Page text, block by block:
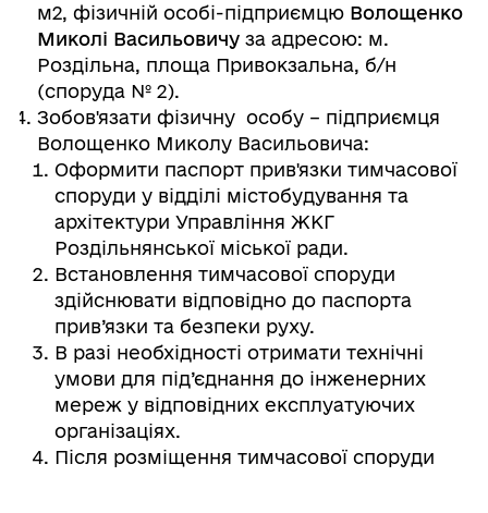
м2, фізичній особі-підприємцю Волощенко
Миколі Васильовичу за адресою: м.
Роздільна, площа Привокзальна, б/н
(споруда № 2).
Зобов'язати фізичну особу – підприємця
Волощенко Миколу Васильовича:
Оформити паспорт прив'язки тимчасової
споруди у відділі містобудування та
архітектури Управління ЖКГ
Роздільнянської міської ради.
Встановлення тимчасової споруди
здійснювати відповідно до паспорта
прив’язки та безпеки руху.
В разі необхідності отримати технічні
умови для під’єднання до інженерних
мереж у відповідних експлуатуючих
організаціях.
Після розміщення тимчасової споруди